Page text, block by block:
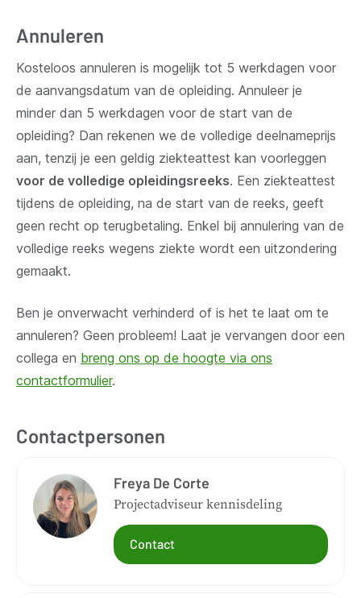
Annuleren
Kosteloos annuleren is mogelijk tot 5 werkdagen voor
de aanvangsdatum van de opleiding. Annuleer je
minder dan 5 werkdagen voor de start van de
opleiding? Dan rekenen we de volledige deelnameprijs
aan, tenzij je een geldig ziekteattest kan voorleggen
voor de volledige opleidingsreeks. Een ziekteattest
tijdens de opleiding, na de start van de reeks, geeft
geen recht op terugbetaling. Enkel bij annulering van de
volledige reeks wegens ziekte wordt een uitzondering
gemaakt.
Ben je onverwacht verhinderd of is het te laat om te
annuleren? Geen probleem! Laat je vervangen door een
collega en breng ons op de hoogte via ons
contactformulier.
Contactpersonen
Freya De Corte
Projectadviseur kennisdeling
Contact